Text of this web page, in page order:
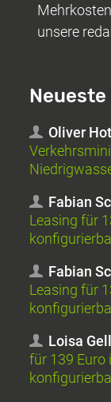
unsere
Oliver
Fabian
Leasing für
Fabian
Leasing für
Loisa
für 139